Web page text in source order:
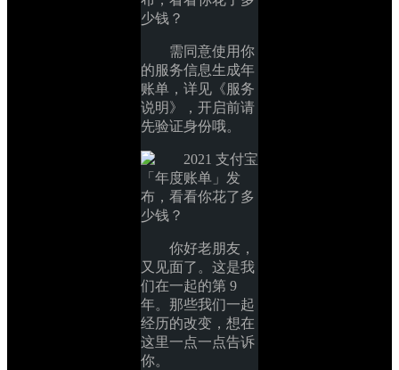
需同意使用你
的服务信息生成年
账单，详见《服务
说明》，开启前请
先验证身份哦。
你好老朋友，
又见面了。这是我
们在一起的第 9
年。那些我们一起
经历的改变，想在
这里一点一点告诉
你。